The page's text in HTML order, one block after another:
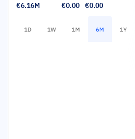
€6.16M €0.00 €0.00
1D 1W 1M 6M 1Y